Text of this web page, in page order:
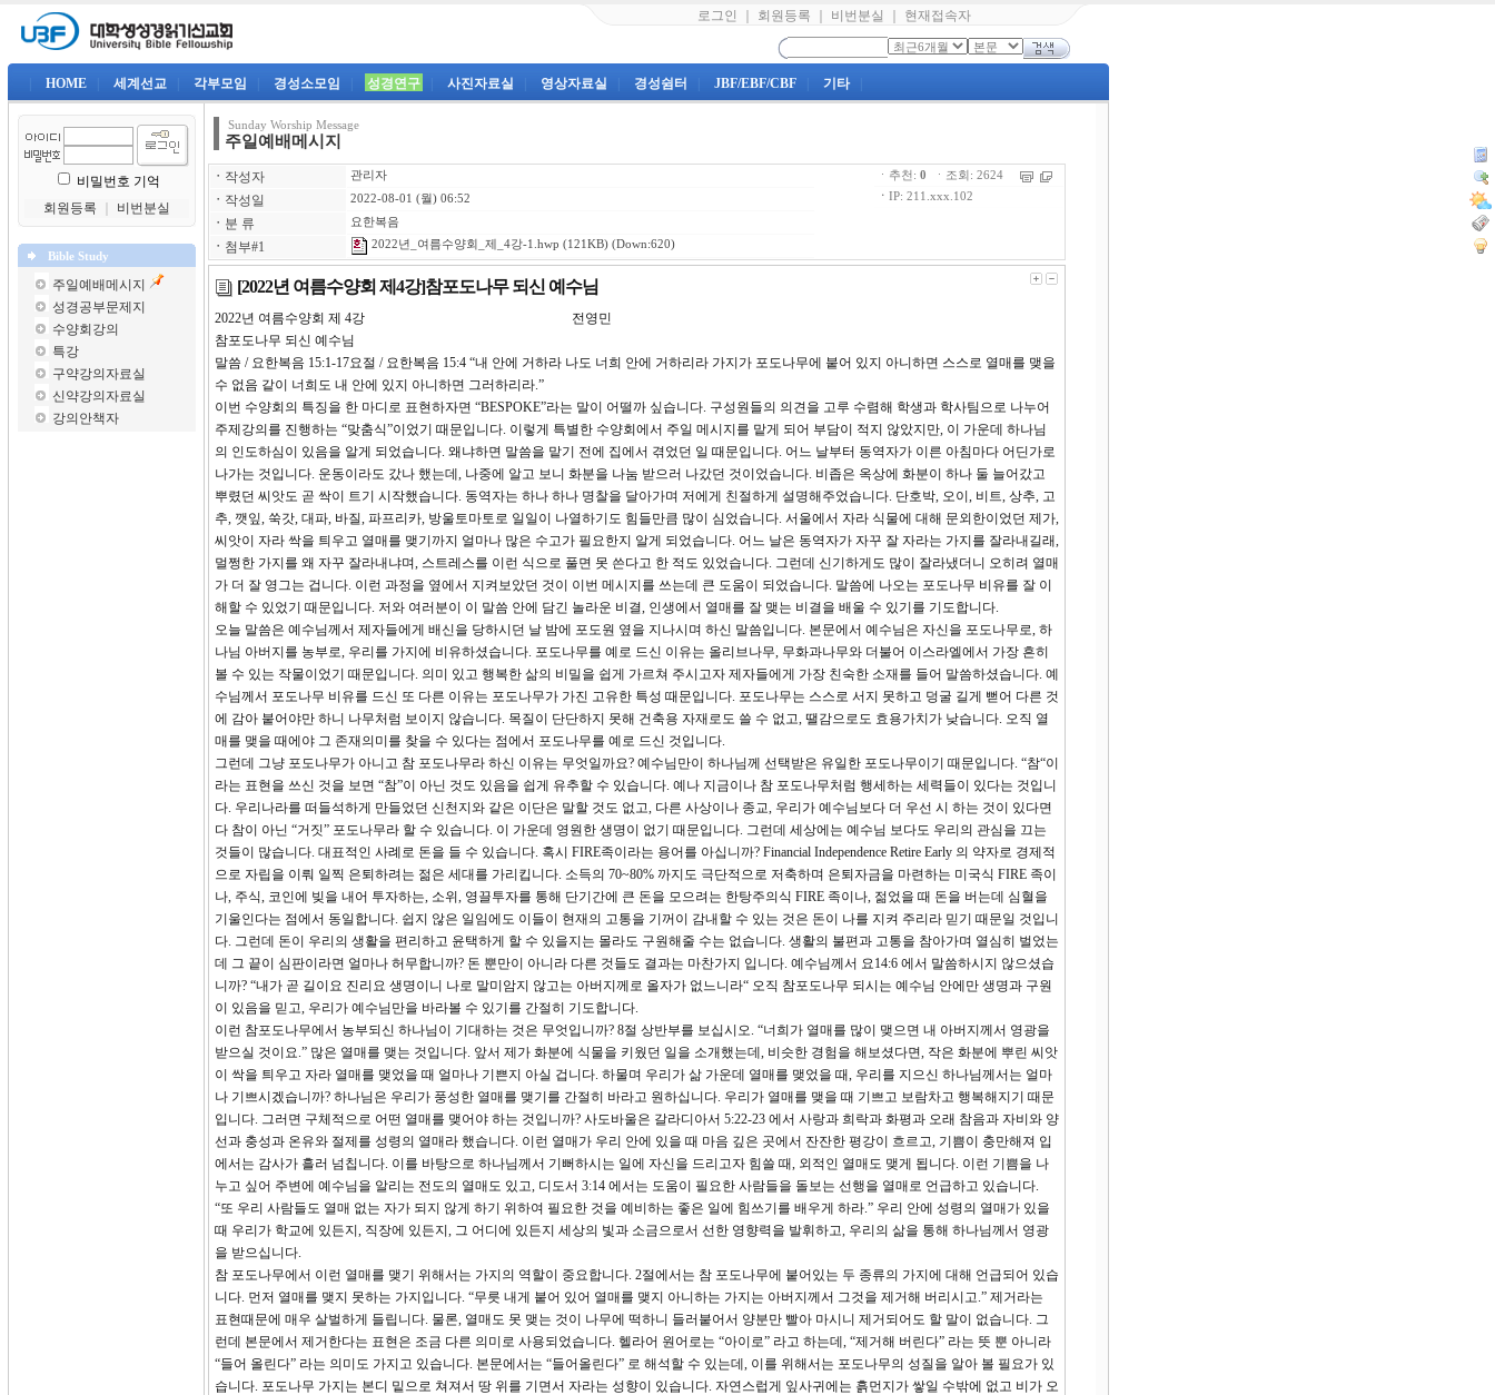
로그인 회원등록 비번분실 현재접속자
HOME 세계선교 각부모임 경성소모임 성경연구 사진자료실 영상자료실 경성쉼터 JBF/EBF/CBF 기타
비밀번호 기억
회원등록
비번분실
Bible Study
주일예배메시지
성경공부문제지
수양회강의
특강
구약강의자료실
신약강의자료실
강의안책자
Sunday Worship Message
주일예배메시지
ㆍ 작성자 관리자
ㆍ 작성일 2022-08-01 (월) 06:52
ㆍ 분 류 요한복음
ㆍ 첨부#1 2022년_여름수양회_제_4강-1.hwp (121KB) (Down:620)
ㆍ추천: 0 ㆍ조회: 2624
ㆍ IP: 211.xxx.102
[2022년 여름수양회 제4강]참포도나무 되신 예수님
2022년 여름수양회 제 4강 전영민
참포도나무 되신 예수님
말씀 / 요한복음 15:1-17요절 / 요한복음 15:4 “내 안에 거하라 나도 너희 안에 거하리라 가지가 포도나무에 붙어 있지 아니하면 스스로 열매를 맺을
수 없음 같이 너희도 내 안에 있지 아니하면 그러하리라.”
이번 수양회의 특징을 한 마디로 표현하자면 “BESPOKE”라는 말이 어떨까 싶습니다. 구성원들의 의견을 고루 수렴해 학생과 학사팀으로 나누어
주제강의를 진행하는 “맞춤식”이었기 때문입니다. 이렇게 특별한 수양회에서 주일 메시지를 맡게 되어 부담이 적지 않았지만, 이 가운데 하나님
의 인도하심이 있음을 알게 되었습니다. 왜냐하면 말씀을 맡기 전에 집에서 겪었던 일 때문입니다. 어느 날부터 동역자가 이른 아침마다 어딘가로
나가는 것입니다. 운동이라도 갔나 했는데, 나중에 알고 보니 화분을 나눔 받으러 나갔던 것이었습니다. 비좁은 옥상에 화분이 하나 둘 늘어갔고
뿌렸던 씨앗도 곧 싹이 트기 시작했습니다. 동역자는 하나 하나 명찰을 달아가며 저에게 친절하게 설명해주었습니다. 단호박, 오이, 비트, 상추, 고
추, 깻잎, 쑥갓, 대파, 바질, 파프리카, 방울토마토로 일일이 나열하기도 힘들만큼 많이 심었습니다. 서울에서 자라 식물에 대해 문외한이었던 제가,
씨앗이 자라 싹을 틔우고 열매를 맺기까지 얼마나 많은 수고가 필요한지 알게 되었습니다. 어느 날은 동역자가 자꾸 잘 자라는 가지를 잘라내길래,
멀쩡한 가지를 왜 자꾸 잘라내냐며, 스트레스를 이런 식으로 풀면 못 쓴다고 한 적도 있었습니다. 그런데 신기하게도 많이 잘라냈더니 오히려 열매
가 더 잘 영그는 겁니다. 이런 과정을 옆에서 지켜보았던 것이 이번 메시지를 쓰는데 큰 도움이 되었습니다. 말씀에 나오는 포도나무 비유를 잘 이
해할 수 있었기 때문입니다. 저와 여러분이 이 말씀 안에 담긴 놀라운 비결, 인생에서 열매를 잘 맺는 비결을 배울 수 있기를 기도합니다.
오늘 말씀은 예수님께서 제자들에게 배신을 당하시던 날 밤에 포도원 옆을 지나시며 하신 말씀입니다. 본문에서 예수님은 자신을 포도나무로, 하
나님 아버지를 농부로, 우리를 가지에 비유하셨습니다. 포도나무를 예로 드신 이유는 올리브나무, 무화과나무와 더불어 이스라엘에서 가장 흔히
볼 수 있는 작물이었기 때문입니다. 의미 있고 행복한 삶의 비밀을 쉽게 가르쳐 주시고자 제자들에게 가장 친숙한 소재를 들어 말씀하셨습니다. 예
수님께서 포도나무 비유를 드신 또 다른 이유는 포도나무가 가진 고유한 특성 때문입니다. 포도나무는 스스로 서지 못하고 덩굴 길게 뻗어 다른 것
에 감아 붙어야만 하니 나무처럼 보이지 않습니다. 목질이 단단하지 못해 건축용 자재로도 쓸 수 없고, 땔감으로도 효용가치가 낮습니다. 오직 열
매를 맺을 때에야 그 존재의미를 찾을 수 있다는 점에서 포도나무를 예로 드신 것입니다.
그런데 그냥 포도나무가 아니고 참 포도나무라 하신 이유는 무엇일까요? 예수님만이 하나님께 선택받은 유일한 포도나무이기 때문입니다. “참“이
라는 표현을 쓰신 것을 보면 “참”이 아닌 것도 있음을 쉽게 유추할 수 있습니다. 예나 지금이나 참 포도나무처럼 행세하는 세력들이 있다는 것입니
다. 우리나라를 떠들석하게 만들었던 신천지와 같은 이단은 말할 것도 없고, 다른 사상이나 종교, 우리가 예수님보다 더 우선 시 하는 것이 있다면
다 참이 아닌 “거짓” 포도나무라 할 수 있습니다. 이 가운데 영원한 생명이 없기 때문입니다. 그런데 세상에는 예수님 보다도 우리의 관심을 끄는
것들이 많습니다. 대표적인 사례로 돈을 들 수 있습니다. 혹시 FIRE족이라는 용어를 아십니까? Financial Independence Retire Early 의 약자로 경제적
으로 자립을 이뤄 일찍 은퇴하려는 젊은 세대를 가리킵니다. 소득의 70~80% 까지도 극단적으로 저축하며 은퇴자금을 마련하는 미국식 FIRE 족이
나, 주식, 코인에 빚을 내어 투자하는, 소위, 영끌투자를 통해 단기간에 큰 돈을 모으려는 한탕주의식 FIRE 족이나, 젊었을 때 돈을 버는데 심혈을
기울인다는 점에서 동일합니다. 쉽지 않은 일임에도 이들이 현재의 고통을 기꺼이 감내할 수 있는 것은 돈이 나를 지켜 주리라 믿기 때문일 것입니
다. 그런데 돈이 우리의 생활을 편리하고 윤택하게 할 수 있을지는 몰라도 구원해줄 수는 없습니다. 생활의 불편과 고통을 참아가며 열심히 벌었는
데 그 끝이 심판이라면 얼마나 허무합니까? 돈 뿐만이 아니라 다른 것들도 결과는 마찬가지 입니다. 예수님께서 요14:6 에서 말씀하시지 않으셨습
니까? “내가 곧 길이요 진리요 생명이니 나로 말미암지 않고는 아버지께로 올자가 없느니라“ 오직 참포도나무 되시는 예수님 안에만 생명과 구원
이 있음을 믿고, 우리가 예수님만을 바라볼 수 있기를 간절히 기도합니다.
이런 참포도나무에서 농부되신 하나님이 기대하는 것은 무엇입니까? 8절 상반부를 보십시오. “너희가 열매를 많이 맺으면 내 아버지께서 영광을
받으실 것이요.” 많은 열매를 맺는 것입니다. 앞서 제가 화분에 식물을 키웠던 일을 소개했는데, 비슷한 경험을 해보셨다면, 작은 화분에 뿌린 씨앗
이 싹을 틔우고 자라 열매를 맺었을 때 얼마나 기쁜지 아실 겁니다. 하물며 우리가 삶 가운데 열매를 맺었을 때, 우리를 지으신 하나님께서는 얼마
나 기쁘시겠습니까? 하나님은 우리가 풍성한 열매를 맺기를 간절히 바라고 원하십니다. 우리가 열매를 맺을 때 기쁘고 보람차고 행복해지기 때문
입니다. 그러면 구체적으로 어떤 열매를 맺어야 하는 것입니까? 사도바울은 갈라디아서 5:22-23 에서 사랑과 희락과 화평과 오래 참음과 자비와 양
선과 충성과 온유와 절제를 성령의 열매라 했습니다. 이런 열매가 우리 안에 있을 때 마음 깊은 곳에서 잔잔한 평강이 흐르고, 기쁨이 충만해져 입
에서는 감사가 흘러 넘칩니다. 이를 바탕으로 하나님께서 기뻐하시는 일에 자신을 드리고자 힘쓸 때, 외적인 열매도 맺게 됩니다. 이런 기쁨을 나
누고 싶어 주변에 예수님을 알리는 전도의 열매도 있고, 디도서 3:14 에서는 도움이 필요한 사람들을 돌보는 선행을 열매로 언급하고 있습니다.
“또 우리 사람들도 열매 없는 자가 되지 않게 하기 위하여 필요한 것을 예비하는 좋은 일에 힘쓰기를 배우게 하라.” 우리 안에 성령의 열매가 있을
때 우리가 학교에 있든지, 직장에 있든지, 그 어디에 있든지 세상의 빛과 소금으로서 선한 영향력을 발휘하고, 우리의 삶을 통해 하나님께서 영광
을 받으십니다.
참 포도나무에서 이런 열매를 맺기 위해서는 가지의 역할이 중요합니다. 2절에서는 참 포도나무에 붙어있는 두 종류의 가지에 대해 언급되어 있습
니다. 먼저 열매를 맺지 못하는 가지입니다. “무릇 내게 붙어 있어 열매를 맺지 아니하는 가지는 아버지께서 그것을 제거해 버리시고.” 제거라는
표현때문에 매우 살벌하게 들립니다. 물론, 열매도 못 맺는 것이 나무에 떡하니 들러붙어서 양분만 빨아 마시니 제거되어도 할 말이 없습니다. 그
런데 본문에서 제거한다는 표현은 조금 다른 의미로 사용되었습니다. 헬라어 원어로는 “아이로” 라고 하는데, “제거해 버린다” 라는 뜻 뿐 아니라
“들어 올린다” 라는 의미도 가지고 있습니다. 본문에서는 “들어올린다” 로 해석할 수 있는데, 이를 위해서는 포도나무의 성질을 알아 볼 필요가 있
습니다. 포도나무 가지는 본디 밑으로 쳐져서 땅 위를 기면서 자라는 성향이 있습니다. 자연스럽게 잎사귀에는 흙먼지가 쌓일 수밖에 없고 비가 오